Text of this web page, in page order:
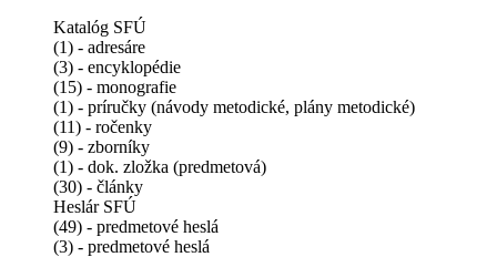
Katalóg SFÚ
(1) - adresáre
(3) - encyklopédie
(15) - monografie
(1) - príručky (návody metodické, plány metodické)
(11) - ročenky
(9) - zborníky
(1) - dok. zložka (predmetová)
(30) - články
Heslár SFÚ
(49) - predmetové heslá
(3) - predmetové heslá